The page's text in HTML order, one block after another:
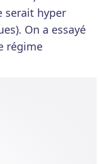
serait hyper
On a essayé
régime